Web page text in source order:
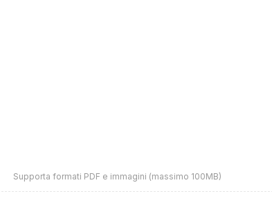
Supporta formati PDF e immagini (massimo 100MB)